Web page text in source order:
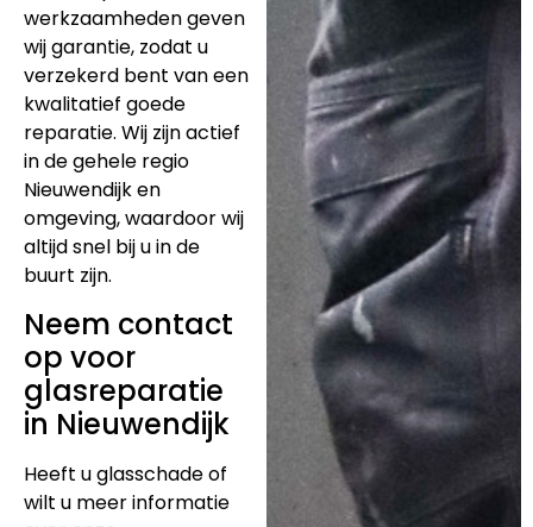
werkzaamheden geven
wij garantie, zodat u
verzekerd bent van een
kwalitatief goede
reparatie. Wij zijn actief
in de gehele regio
Nieuwendijk en
omgeving, waardoor wij
altijd snel bij u in de
buurt zijn.
Neem contact
op voor
glasreparatie
in Nieuwendijk
Heeft u glasschade of
wilt u meer informatie